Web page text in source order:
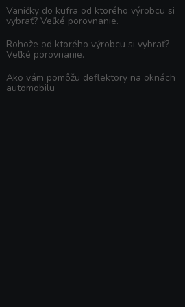
Vaničky do kufra od ktorého výrobcu si
vybrať? Veľké porovnanie.
Rohože od ktorého výrobcu si vybrať?
Veľké porovnanie.
Ako vám pomôžu deflektory na oknách
automobilu